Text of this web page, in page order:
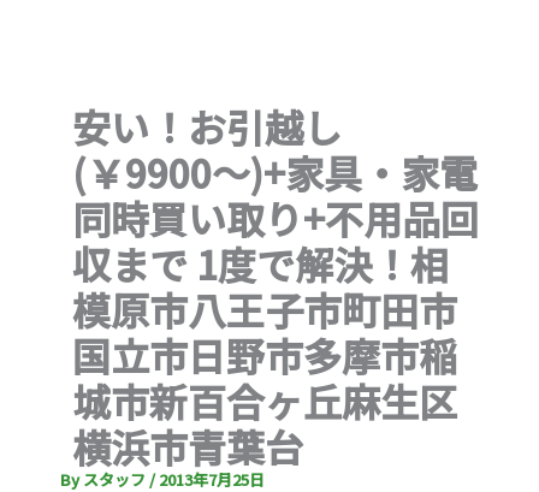
安い！お引越し
(￥9900～)+家具・家電
同時買い取り+不用品回
収まで 1度で解決！相
模原市八王子市町田市
国立市日野市多摩市稲
城市新百合ヶ丘麻生区
横浜市青葉台
Byスタッフ /2013年7月25日